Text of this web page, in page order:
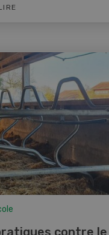
contre